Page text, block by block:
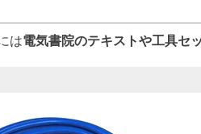
は電気書院のテキストや工具セ